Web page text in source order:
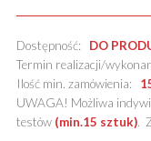
Dostępność: DO
Termin realizacji/
Ilość min. zamówienia:
UWAGA! Możliwa
testów (min.15 sztuk).